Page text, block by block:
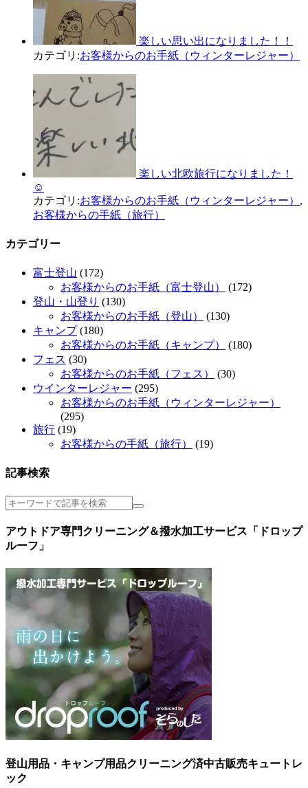
楽しい思い出になりました！！
カテゴリ:お客様からのお手紙（ウィンターレジャー）
楽しい北欧旅行になりました！
☺
カテゴリ:お客様からのお手紙（ウィンターレジャー） ,
お客様からの手紙（旅行）
カテゴリー
富士登山 (172)
お客様からのお手紙（富士登山）
(172)
登山・山登り (130)
お客様からのお手紙（登山）
(130)
キャンプ(180)
お客様からのお手紙（キャンプ）
(180)
フェス (30)
お客様からのお手紙（フェス）
(30)
ウインターレジャー (295)
お客様からのお手紙（ウィンターレジャー）
(295)
旅行 (19)
お客様からの手紙（旅行）
(19)
記事検索
アウトドア専門クリーニング＆撥水加工サービス「ドロップ
ルーフ」
登山用品・キャンプ用品クリーニング済中古販売キュートレ
ック